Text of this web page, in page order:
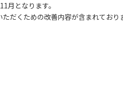
月となります。
だくための改善内容が含まれており